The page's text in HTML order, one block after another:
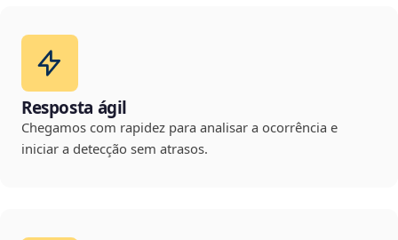
Resposta ágil
Chegamos com rapidez para analisar a ocorrência e
iniciar a detecção sem atrasos.